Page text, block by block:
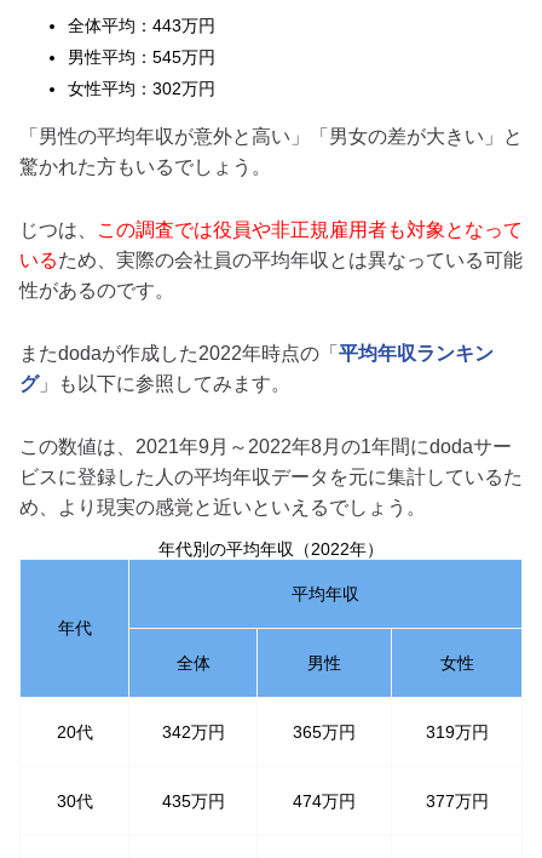
全体平均：443万円
男性平均：545万円
女性平均：302万円
「男性の平均年収が意外と高い」「男女の差が大きい」と
驚かれた方もいるでしょう。
じつは、
この調査では役員や非正規雇用者も対象となって
いるため、実際の会社員の平均年収とは異なっている可能
性があるのです。
またdodaが作成した2022年時点の「 平均年収ランキン
グ」も以下に参照してみます。
この数値は、2021年9月～2022年8月の1年間にdodaサー
ビスに登録した人の平均年収データを元に集計しているた
め、より現実の感覚と近いといえるでしょう。
年代別の平均年収（2022年）
年代
平均年収
全体 男性 女性
20代 342万円 365万円 319万円
30代 435万円 474万円 377万円